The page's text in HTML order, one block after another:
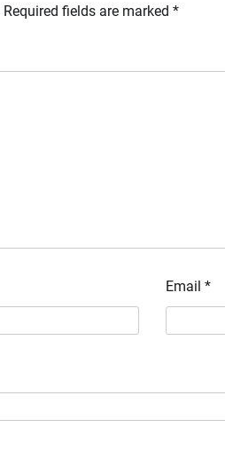
Required fields are marked *
Email *